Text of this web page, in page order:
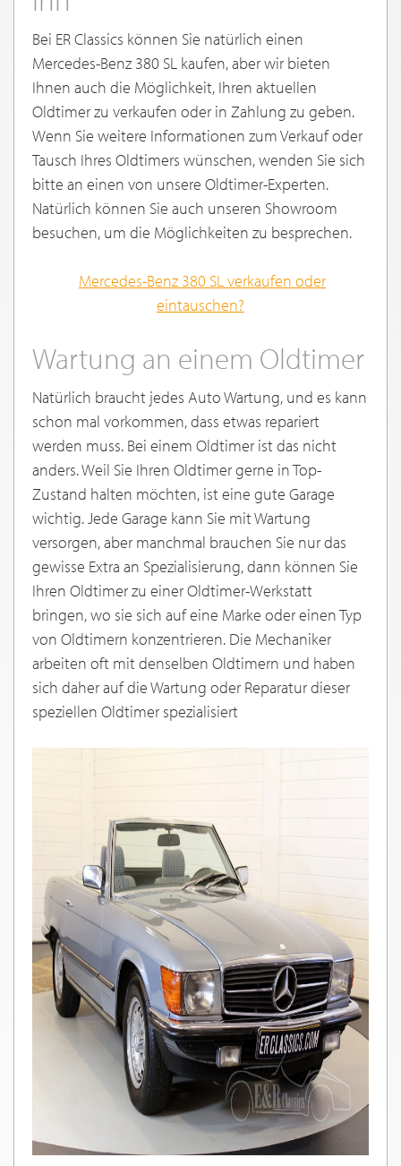
Bei ER Classics können Sie natürlich einen
Mercedes-Benz 380 SL kaufen, aber wir bieten
Ihnen auch die Möglichkeit, Ihren aktuellen
Oldtimer zu verkaufen oder in Zahlung zu geben.
Wenn Sie weitere Informationen zum Verkauf oder
Tausch Ihres Oldtimers wünschen, wenden Sie sich
bitte an einen von unsere Oldtimer-Experten.
Natürlich können Sie auch unseren Showroom
besuchen, um die Möglichkeiten zu besprechen.
Mercedes-Benz 380 SL verkaufen oder
eintauschen?
Wartung an einem Oldtimer
Natürlich braucht jedes Auto Wartung, und es kann
schon mal vorkommen, dass etwas repariert
werden muss. Bei einem Oldtimer ist das nicht
anders. Weil Sie Ihren Oldtimer gerne in Top-
Zustand halten möchten, ist eine gute Garage
wichtig. Jede Garage kann Sie mit Wartung
versorgen, aber manchmal brauchen Sie nur das
gewisse Extra an Spezialisierung, dann können Sie
Ihren Oldtimer zu einer Oldtimer-Werkstatt
bringen, wo sie sich auf eine Marke oder einen Typ
von Oldtimern konzentrieren. Die Mechaniker
arbeiten oft mit denselben Oldtimern und haben
sich daher auf die Wartung oder Reparatur dieser
speziellen Oldtimer spezialisiert